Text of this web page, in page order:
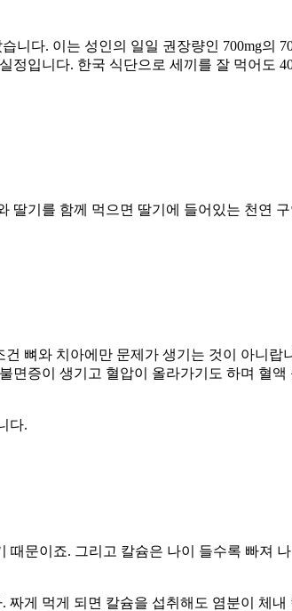
니다. 이는 성인의 일일 권장량인 700mg의
입니다. 한국 식단으로 세끼를 잘 먹어도
딸기를 함께 먹으면 딸기에 들어있는 천연
뼈와 치아에만 문제가 생기는 것이 아니랍
면증이 생기고 혈압이 올라가기도 하며 혈
다.
문이죠. 그리고 칼슘은 나이 들수록 빠져
게 먹게 되면 칼슘을 섭취해도 염분이 체내